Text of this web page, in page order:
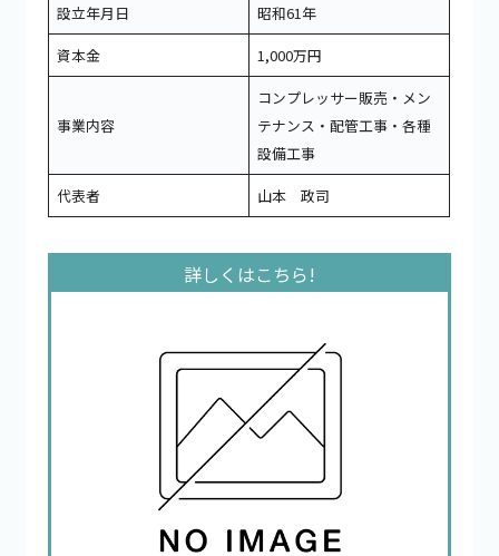
設立年月日
昭和61年
資本金
1,000万円
事業内容
コンプレッサー販売・メン
テナンス・配管工事・各種
設備工事
代表者
山本 政司